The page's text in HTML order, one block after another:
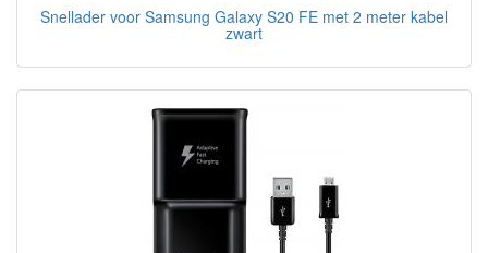
Snellader voor Samsung Galaxy S20 FE met 2 meter kabel
zwart